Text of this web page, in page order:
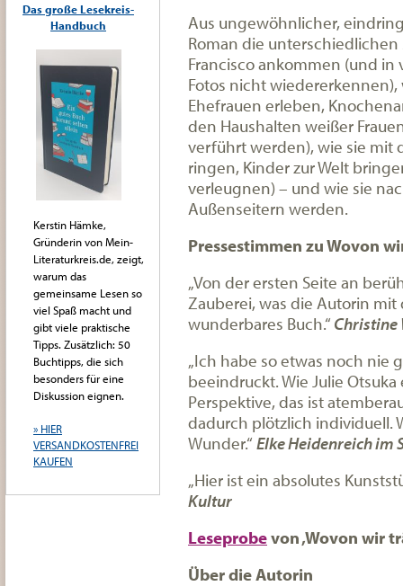
Aus ungewöhnlicher,
Roman die unterschiedlichen
Francisco ankommen (und
Fotos nicht
Ehefrauen erleben,
den Haushalten weißer
verführt werden), wie sie mit
ringen, Kinder zur Welt
verleugnen) – und wie sie
Außenseitern werden.
Pressestimmen zu Wovon
„Von der ersten Seite an
Zauberei, was die Autorin mit
wunderbares Buch.“ Christine
„Ich habe so etwas noch nie
beeindruckt. Wie Julie
Perspektive, das ist
dadurch plötzlich individuell.
Wunder.“ Elke Heidenreich im
„Hier ist ein absolutes
Kultur
Leseprobevon ‚Wovon wir
Über die Autorin
Das große Lesekreis-
Handbuch
Kerstin Hämke,
Gründerin von Mein-
Literaturkreis.de, zeigt,
warum das
gemeinsame Lesen so
viel Spaß macht und
gibt viele praktische
Tipps. Zusätzlich: 50
Buchtipps, die sich
besonders für eine
Diskussion eignen.
» HIER
VERSANDKOSTENFREI
KAUFEN